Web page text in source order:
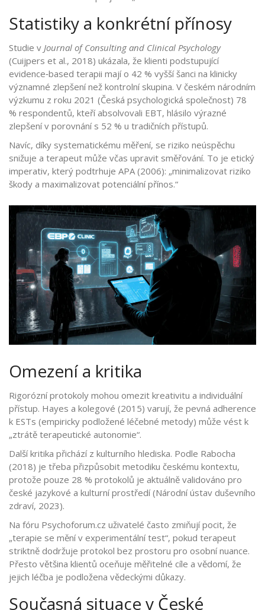
Statistiky a konkrétní přínosy
Studie v Journal of Consulting and Clinical Psychology
(Cuijpers et al., 2018) ukázala, že klienti podstupující
evidence‑based terapii mají o 42 % vyšší šanci na klinicky
významné zlepšení než kontrolní skupina. V českém národním
výzkumu z roku 2021 (Česká psychologická společnost) 78
% respondentů, kteří absolvovali EBT, hlásilo výrazné
zlepšení v porovnání s 52 % u tradičních přístupů.
Navíc, díky systematickému měření, se riziko neúspěchu
snižuje a terapeut může včas upravit směřování. To je etický
imperativ, který podtrhuje APA (2006): „minimalizovat riziko
škody a maximalizovat potenciální přínos.“
Omezení a kritika
Rigorózní protokoly mohou omezit kreativitu a individuální
přístup. Hayes a kolegové (2015) varují, že pevná adherence
k ESTs (empiricky podložené léčebné metody) může vést k
„ztrátě terapeutické autonomie“.
Další kritika přichází z kulturního hlediska. Podle Rabocha
(2018) je třeba přizpůsobit metodiku českému kontextu,
protože pouze 28 % protokolů je aktuálně validováno pro
české jazykové a kulturní prostředí (Národní ústav duševního
zdraví, 2023).
Na fóru Psychoforum.cz uživatelé často zmiňují pocit, že
„terapie se mění v experimentální test“, pokud terapeut
striktně dodržuje protokol bez prostoru pro osobní nuance.
Přesto většina klientů oceňuje měřitelné cíle a vědomí, že
jejich léčba je podložena vědeckými důkazy.
Současná situace v České